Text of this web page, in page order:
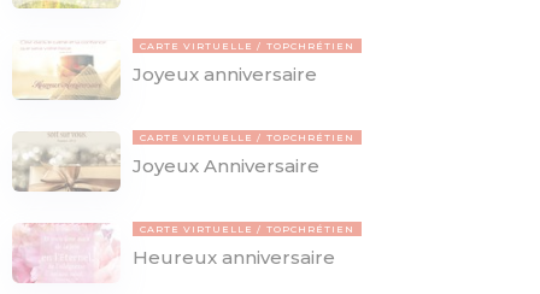
CARTE VIRTUELLE TOPCHRÉTIEN
Joyeux anniversaire
CARTE VIRTUELLE TOPCHRÉTIEN
Joyeux Anniversaire
CARTE VIRTUELLE TOPCHRÉTIEN
Heureux anniversaire